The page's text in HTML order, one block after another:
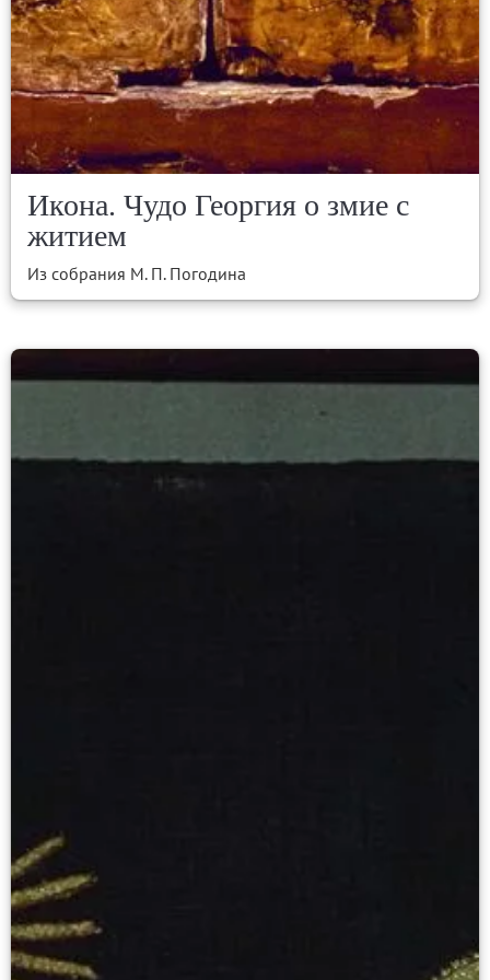
Икона. Чудо Георгия о змие с
житием
Из собрания М. П. Погодина